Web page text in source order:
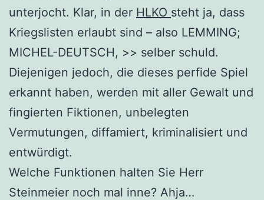
unterjocht. Klar, in der HLKO steht ja, dass
Kriegslisten erlaubt sind – also LEMMING;
MICHEL-DEUTSCH, >> selber schuld.
Diejenigen jedoch, die dieses perfide Spiel
erkannt haben, werden mit aller Gewalt und
fingierten Fiktionen, unbelegten
Vermutungen, diffamiert, kriminalisiert und
entwürdigt.
Welche Funktionen halten Sie Herr
Steinmeier noch mal inne? Ahja…